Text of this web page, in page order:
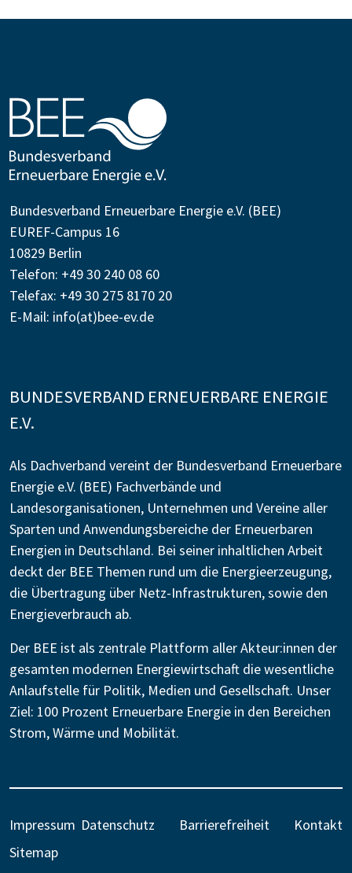
Bundesverband Erneuerbare Energie e.V. (BEE)
EUREF-Campus 16
10829 Berlin
Telefon: +49 30 240 08 60
Telefax: +49 30 275 8170 20
E-Mail: info(at)bee-ev.de
BUNDESVERBAND ERNEUERBARE ENERGIE
E.V.
Als Dachverband vereint der Bundesverband Erneuerbare
Energie e.V. (BEE) Fachverbände und
Landesorganisationen, Unternehmen und Vereine aller
Sparten und Anwendungsbereiche der Erneuerbaren
Energien in Deutschland. Bei seiner inhaltlichen Arbeit
deckt der BEE Themen rund um die Energieerzeugung,
die Übertragung über Netz-Infrastrukturen, sowie den
Energieverbrauch ab.
Der BEE ist als zentrale Plattform aller Akteur:innen der
gesamten modernen Energiewirtschaft die wesentliche
Anlaufstelle für Politik, Medien und Gesellschaft. Unser
Ziel: 100 Prozent Erneuerbare Energie in den Bereichen
Strom, Wärme und Mobilität.
Impressum Datenschutz Barrierefreiheit
Kontakt
Sitemap